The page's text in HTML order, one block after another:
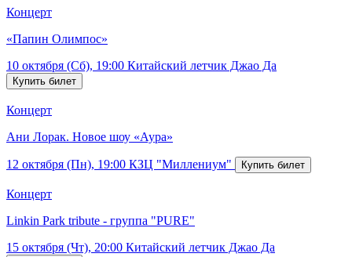
Концерт
«Папин Олимпос»
10 октября (Сб), 19:00 Китайский летчик Джао Да
Концерт
Ани Лорак. Новое шоу «Аура»
12 октября (Пн), 19:00 КЗЦ "Миллениум"
Концерт
Linkin Park tribute - группа "PURE"
15 октября (Чт), 20:00 Китайский летчик Джао Да